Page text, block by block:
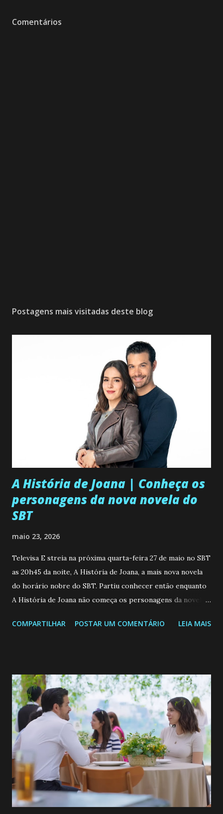
Comentários
Postagens mais visitadas deste blog
A História de Joana | Conheça os
personagens da nova novela do
SBT
maio 23, 2026
Televisa E streia na próxima quarta-feira 27 de maio no SBT
as 20h45 da noite, A História de Joana, a mais nova novela
do horário nobre do SBT. Partiu conhecer então enquanto
A História de Joana não começa os personagens da novela?
de 25/05/26 a 31/05/26 JOANA GUADALUPE (Camila
permanecer virgem até encontrar o homem que realmente
ama, o que não é fácil, já que dedica todas as suas energias a
se aprimorar, trabalhando, estudando e se orgulhando de
ser a primeira mulher da família a ingressar na
universidade. Ela tem uma personalidade muito alegre, é
muito madura para a idade, determinada, criativa e
empática. Detesta injustiças e é uma ótima amiga. Pode ser
teimosa e muito persistente quando decide fazer algo.
Durante um exame ginecológico, ela é inseminada por eng...
COMPARTILHAR POSTAR UM COMENTÁRIO LEIA MAIS